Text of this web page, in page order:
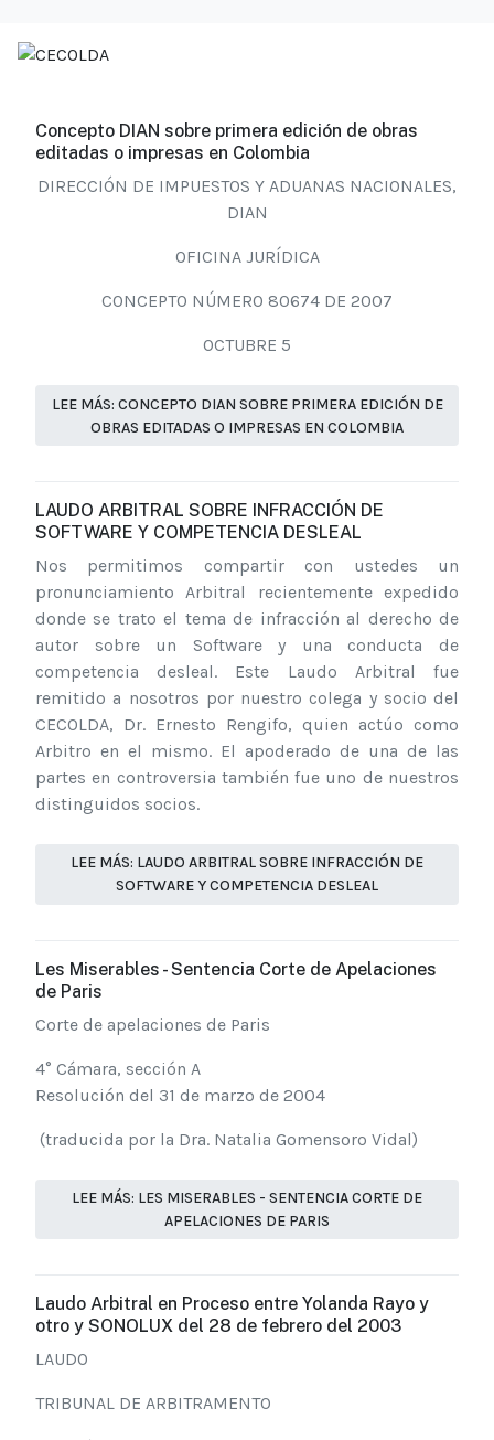
Concepto DIAN sobre primera edición de obras
editadas o impresas en Colombia
DIRECCIÓN DE IMPUESTOS Y ADUANAS NACIONALES,
DIAN
OFICINA JURÍDICA
CONCEPTO NÚMERO 80674 DE 2007
OCTUBRE 5
LEE MÁS: CONCEPTO DIAN SOBRE PRIMERA EDICIÓN DE
OBRAS EDITADAS O IMPRESAS EN COLOMBIA
LAUDO ARBITRAL SOBRE INFRACCIÓN DE
SOFTWARE Y COMPETENCIA DESLEAL
Nos permitimos compartir con ustedes un
pronunciamiento Arbitral recientemente expedido
donde se trato el tema de infracción al derecho de
autor sobre un Software y una conducta de
competencia desleal. Este Laudo Arbitral fue
remitido a nosotros por nuestro colega y socio del
CECOLDA, Dr. Ernesto Rengifo, quien actúo como
Arbitro en el mismo. El apoderado de una de las
partes en controversia también fue uno de nuestros
distinguidos socios.
LEE MÁS: LAUDO ARBITRAL SOBRE INFRACCIÓN DE
SOFTWARE Y COMPETENCIA DESLEAL
Les Miserables - Sentencia Corte de Apelaciones
de Paris
Corte de apelaciones de Paris
4° Cámara, sección A
Resolución del 31 de marzo de 2004
(traducida por la Dra. Natalia Gomensoro Vidal)
LEE MÁS: LES MISERABLES - SENTENCIA CORTE DE
APELACIONES DE PARIS
Laudo Arbitral en Proceso entre Yolanda Rayo y
otro y SONOLUX del 28 de febrero del 2003
LAUDO
TRIBUNAL DE ARBITRAMENTO